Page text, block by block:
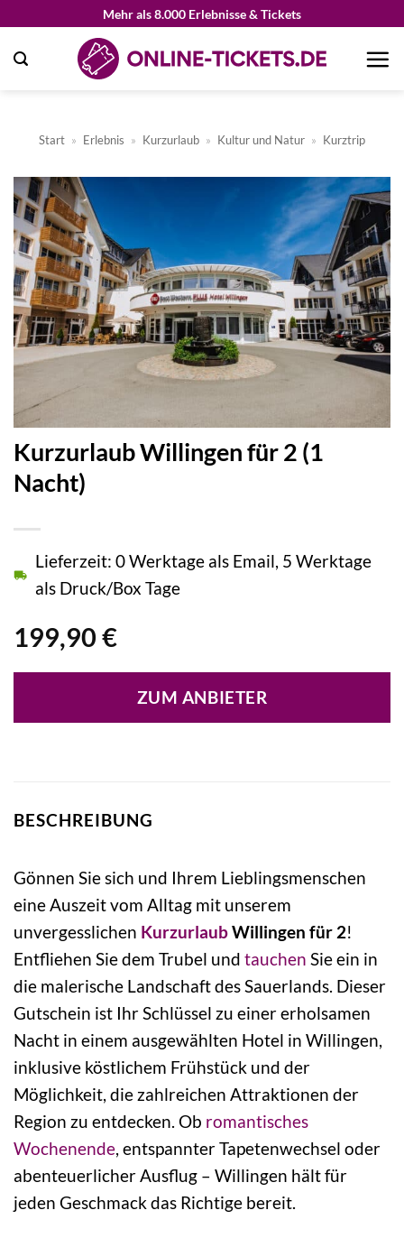
springen
Mehr als 8.000 Erlebnisse & Tickets
Start » Erlebnis » Kurzurlaub » Kultur und Natur » Kurztrip
Kurzurlaub Willingen für 2 (1
Nacht)
199,90 €
Lieferzeit: 0 Werktage als Email, 5 Werktage
als Druck/Box Tage
ZUM ANBIETER
BESCHREIBUNG
Gönnen Sie sich und Ihrem Lieblingsmenschen
eine Auszeit vom Alltag mit unserem
unvergesslichen KurzurlaubWillingen für 2!
Entfliehen Sie dem Trubel und tauchen Sie ein in
die malerische Landschaft des Sauerlands. Dieser
Gutschein ist Ihr Schlüssel zu einer erholsamen
Nacht in einem ausgewählten Hotel in Willingen,
inklusive köstlichem Frühstück und der
Möglichkeit, die zahlreichen Attraktionen der
Region zu entdecken. Ob romantisches
Wochenende, entspannter Tapetenwechsel oder
abenteuerlicher Ausflug – Willingen hält für
jeden Geschmack das Richtige bereit.